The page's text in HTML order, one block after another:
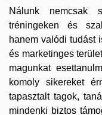
Nálunk nemcsak
tréningeken és
hanem valódi tudást
és marketinges
magunkat
komoly sikereket
tapasztalt tagok,
mindenki biztos